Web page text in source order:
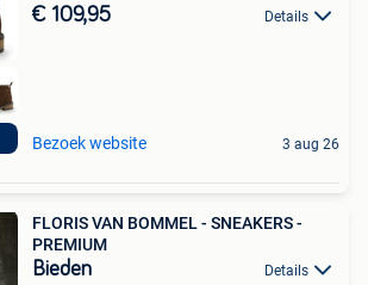
€ 109,95 Details
Bezoek website 3 aug 26
FLORIS VAN BOMMEL - SNEAKERS -
PREMIUM
Bieden Details